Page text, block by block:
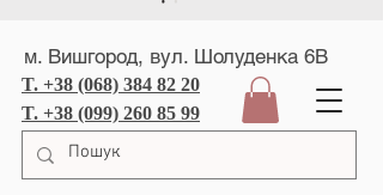
м. Вишгород, вул. Шолуденка 6В
T. +38 (068) 384 82 20
T. +38 (099) 260 85 99